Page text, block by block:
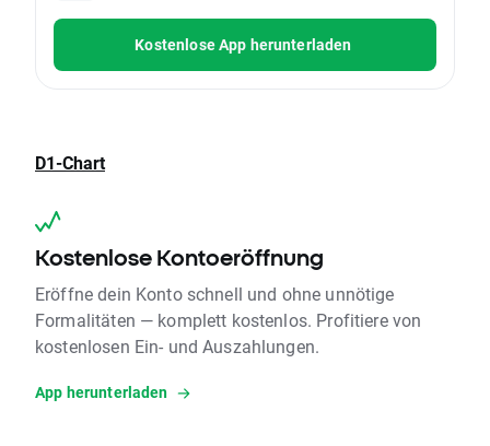
Kostenlose App herunterladen
D1-Chart
Kostenlose Kontoeröffnung
Eröffne dein Konto schnell und ohne unnötige
Formalitäten — komplett kostenlos. Profitiere von
kostenlosen Ein- und Auszahlungen.
App herunterladen